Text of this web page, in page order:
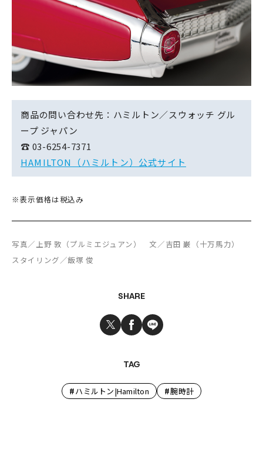
商品の問い合わせ先：ハミルトン／スウォッチ グル
ープ ジャパン
☎ 03-6254-7371
HAMILTON（ハミルトン）公式サイト
※表示価格は税込み
写真／上野 敦（プルミエジュアン） 文／吉田 巌（十万馬力）
スタイリング／飯塚 俊
SHARE
TAG
#ハミルトン|Hamilton #腕時計